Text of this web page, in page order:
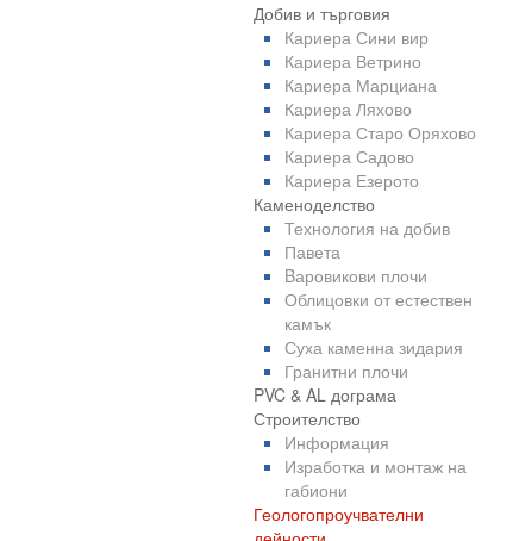
Добив и търговия
Кариера Сини вир
Кариера Ветрино
Кариера Марциана
Кариера Ляхово
Кариера Старо Оряхово
Кариера Садово
Кариера Езерото
Каменоделство
Технология на добив
Павета
Bаровикови плочи
Облицовки от естествен
камък
Суха каменна зидария
Гранитни плочи
PVC & AL дограма
Строителство
Информация
Изработка и монтаж на
габиони
Геологопроучвателни